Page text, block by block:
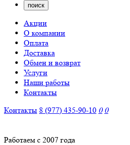
поиск
Акции
О компании
Оплата
Доставка
Обмен и возврат
Услуги
Наши работы
Контакты
Контакты 8 (977) 435-90-10 0 0
Работаем с 2007 года